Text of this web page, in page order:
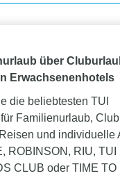
über
Erwachsenenhotels
die beliebtesten TUI
Familienurlaub,
und individuelle
ROBINSON, RIU, TUI
CLUB oder TIME TO